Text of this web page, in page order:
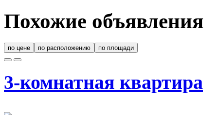
Похожие объявления
по цене по расположению по площади
3-комнатная квартира